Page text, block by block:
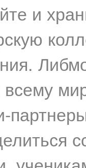
и